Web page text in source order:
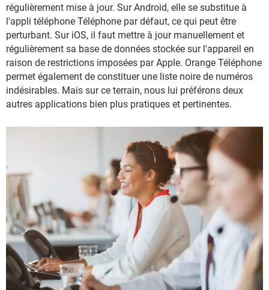
régulièrement mise à jour. Sur Android, elle se substitue à
l'appli téléphone Téléphone par défaut, ce qui peut être
perturbant. Sur iOS, il faut mettre à jour manuellement et
régulièrement sa base de données stockée sur l'appareil en
raison de restrictions imposées par Apple. Orange Téléphone
permet également de constituer une liste noire de numéros
indésirables. Mais sur ce terrain, nous lui préférons deux
autres applications bien plus pratiques et pertinentes.